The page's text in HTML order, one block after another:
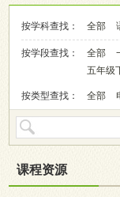
按学科查找： 全部
按学段查找： 全部
五年级
按类型查找： 全部
课程资源